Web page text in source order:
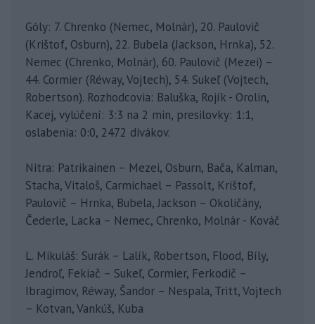
Góly: 7. Chrenko (Nemec, Molnár), 20. Paulovič
(Krištof, Osburn), 22. Bubela (Jackson, Hrnka), 52.
Nemec (Chrenko, Molnár), 60. Paulovič (Mezei) –
44. Cormier (Réway, Vojtech), 54. Sukeľ (Vojtech,
Robertson). Rozhodcovia: Baluška, Rojík - Orolin,
Kacej, vylúčení: 3:3 na 2 min, presilovky: 1:1,
oslabenia: 0:0, 2472 divákov.
Nitra: Patrikainen – Mezei, Osburn, Bača, Kalman,
Stacha, Vitaloš, Carmichael – Passolt, Krištof,
Paulovič – Hrnka, Bubela, Jackson – Okoličány,
Čederle, Lacka – Nemec, Chrenko, Molnár - Kováč
L. Mikuláš: Surák – Lalík, Robertson, Flood, Bíly,
Jendroľ, Fekiač – Sukeľ, Cormier, Ferkodič –
Ibragimov, Réway, Šandor – Nespala, Tritt, Vojtech
– Kotvan, Vankúš, Kuba